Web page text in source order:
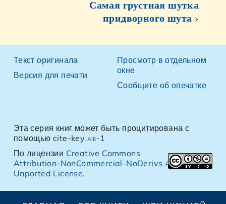
Самая грустная шутка
придворного шута ›
Текст оригинала
Версия для печати
Просмотр в отдельном
окне
Сообщите об опечатке
Эта серия книг может быть процитирована с
помощью cite-key aie-1
По лицензии Creative Commons
Attribution-NonCommercial-NoDerivs 4.0
Unported License.